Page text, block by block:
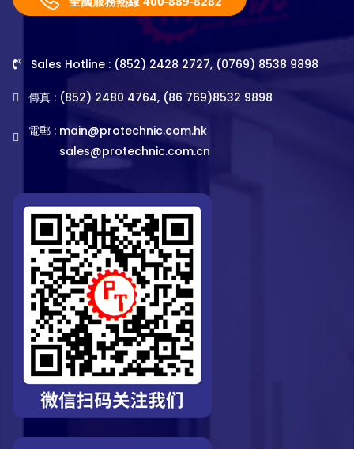
Sales Hotline : (852) 2428 2727, (0769) 8538 9898
傳真 : (852) 2480 4764, (86 769)8532 9898
電郵 : main@protechnic.com.hk
sales@protechnic.com.cn